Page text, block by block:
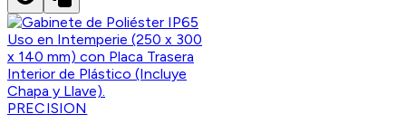
PRECISION